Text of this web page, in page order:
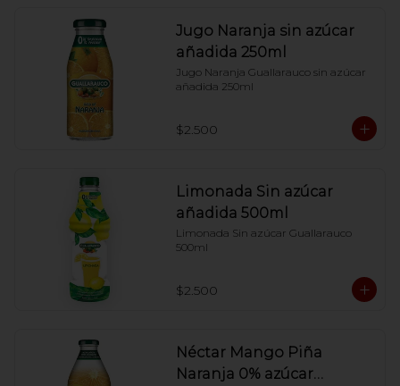
Jugo Naranja sin azúcar
añadida 250ml
Jugo Naranja Guallarauco sin azúcar
añadida 250ml
$2.500
Limonada Sin azúcar
añadida 500ml
Limonada Sin azúcar Guallarauco
500ml
$2.500
Néctar Mango Piña
Naranja 0% azúcar